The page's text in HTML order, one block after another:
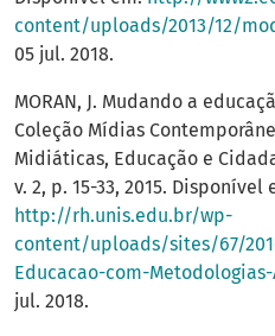
content/uploads/2013/12/
05 jul. 2018.
MORAN, J. Mudando a
Coleção Mídias
Midiáticas, Educação e
v. 2, p. 15-33, 2015. Disponível
http://rh.unis.edu.br/wp-
content/uploads/sites/67/
Educacao-com-
jul. 2018.